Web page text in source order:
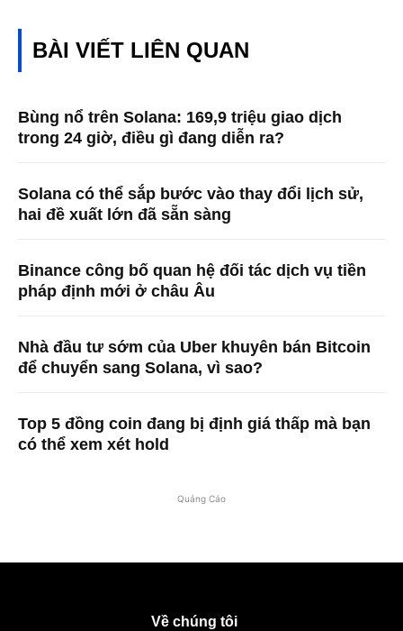
BÀI VIẾT LIÊN QUAN
Bùng nổ trên Solana: 169,9 triệu giao dịch
trong 24 giờ, điều gì đang diễn ra?
Solana có thể sắp bước vào thay đổi lịch sử,
hai đề xuất lớn đã sẵn sàng
Binance công bố quan hệ đối tác dịch vụ tiền
pháp định mới ở châu Âu
Nhà đầu tư sớm của Uber khuyên bán Bitcoin
để chuyển sang Solana, vì sao?
Top 5 đồng coin đang bị định giá thấp mà bạn
có thể xem xét hold
Quảng Cáo
Về chúng tôi